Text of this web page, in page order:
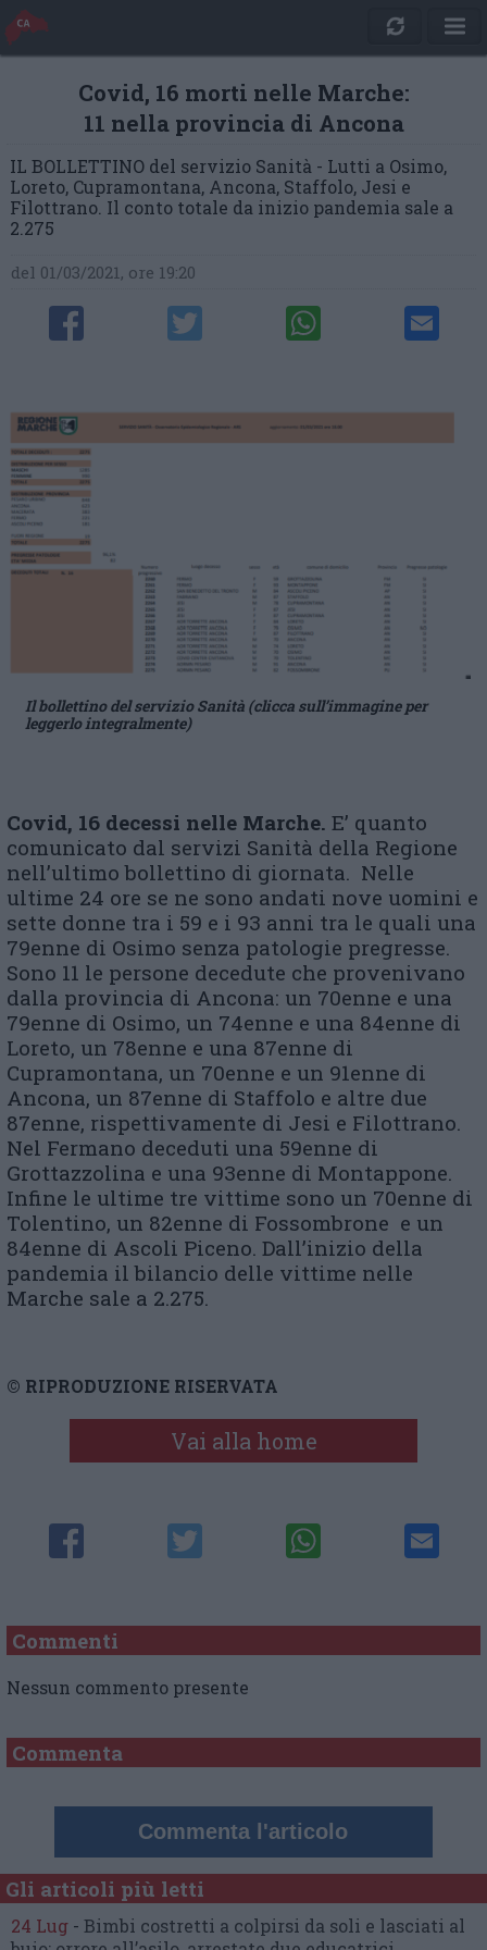
Covid, 16 morti nelle Marche:
11 nella provincia di Ancona
IL BOLLETTINO del servizio Sanità - Lutti a Osimo,
Loreto, Cupramontana, Ancona, Staffolo, Jesi e
Filottrano. Il conto totale da inizio pandemia sale a
2.275
del 01/03/2021, ore 19:20
Il bollettino del servizio Sanità (clicca sull’immagine per
leggerlo integralmente)
Covid, 16 decessi nelle Marche. E’ quanto
comunicato dal servizi Sanità della Regione
nell’ultimo bollettino di giornata. Nelle
ultime 24 ore se ne sono andati nove uomini e
sette donne tra i 59 e i 93 anni tra le quali una
79enne di Osimo senza patologie pregresse.
Sono 11 le persone decedute che provenivano
dalla provincia di Ancona: un 70enne e una
79enne di Osimo, un 74enne e una 84enne di
Loreto, un 78enne e una 87enne di
Cupramontana, un 70enne e un 91enne di
Ancona, un 87enne di Staffolo e altre due
87enne, rispettivamente di Jesi e Filottrano.
Nel Fermano deceduti una 59enne di
Grottazzolina e una 93enne di Montappone.
Infine le ultime tre vittime sono un 70enne di
Tolentino, un 82enne di Fossombrone e un
84enne di Ascoli Piceno. Dall’inizio della
pandemia il bilancio delle vittime nelle
Marche sale a 2.275.
© RIPRODUZIONE RISERVATA
Vai alla home
Commenti
Nessun commento presente
Commenta
Commenta l'articolo
Gli articoli più letti
24 Lug - Bimbi costretti a colpirsi da soli e lasciati al